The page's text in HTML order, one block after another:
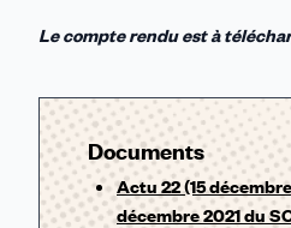
Le compte rendu est à
Documents
Actu 22 (15
décembre 2021 du